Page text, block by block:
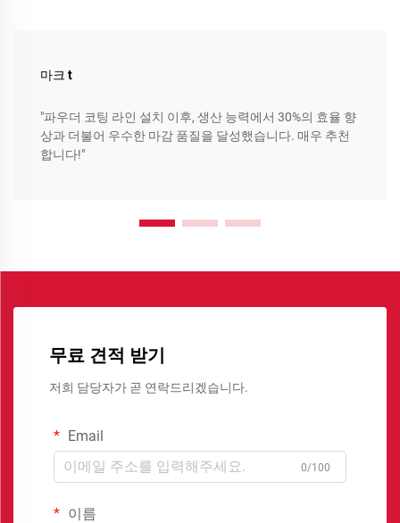
마크 t
"파우더 코팅 라인 설치 이후, 생산 능력에서 30%의 효율 향
상과 더불어 우수한 마감 품질을 달성했습니다. 매우 추천
합니다!"
무료 견적 받기
저희 담당자가 곧 연락드리겠습니다.
Email
0/100
이름